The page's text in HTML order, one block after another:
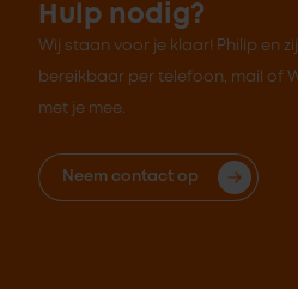
Hulp nodig?
Wij staan voor je klaar! Philip en
bereikbaar per telefoon, mail of
met je mee.
Neem contact op